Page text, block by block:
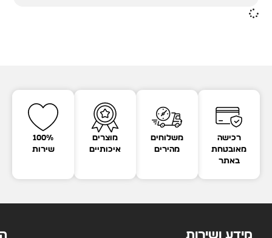
רכישה
מאובטחת
באתר
משלוחים
מהירים
מוצרים
איכותיים
100%
שירות
מידע ושירות